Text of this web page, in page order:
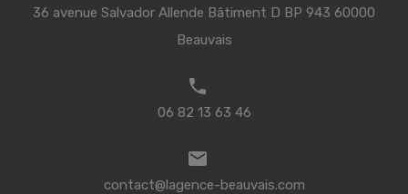
36 avenue Salvador Allende Bâtiment D BP 943 60000
Beauvais
06 82 13 63 46
contact@lagence-beauvais.com